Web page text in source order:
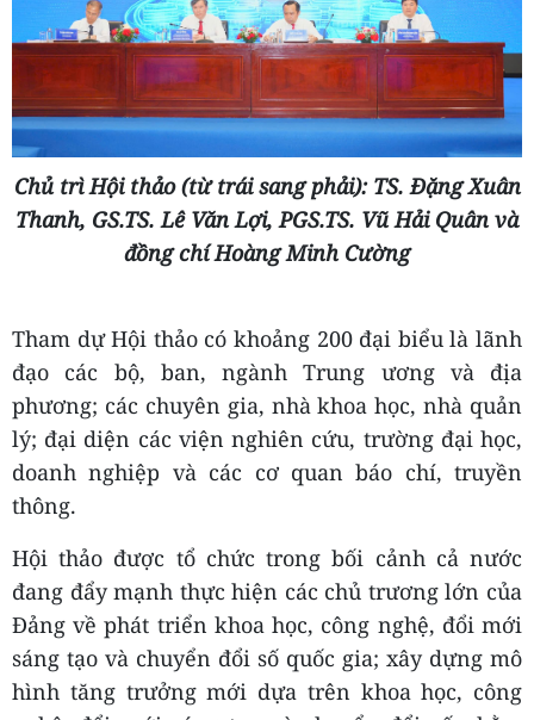
Chủ trì Hội thảo (từ trái sang phải): TS. Đặng Xuân
Thanh, GS.TS. Lê Văn Lợi, PGS.TS. Vũ Hải Quân và
đồng chí Hoàng Minh Cường
Tham dự Hội thảo có khoảng 200 đại biểu là lãnh
đạo các bộ, ban, ngành Trung ương và địa
phương; các chuyên gia, nhà khoa học, nhà quản
lý; đại diện các viện nghiên cứu, trường đại học,
doanh nghiệp và các cơ quan báo chí, truyền
thông.
Hội thảo được tổ chức trong bối cảnh cả nước
đang đẩy mạnh thực hiện các chủ trương lớn của
Đảng về phát triển khoa học, công nghệ, đổi mới
sáng tạo và chuyển đổi số quốc gia; xây dựng mô
hình tăng trưởng mới dựa trên khoa học, công